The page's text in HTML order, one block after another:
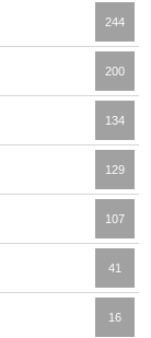
244
200
134
129
107
41
16